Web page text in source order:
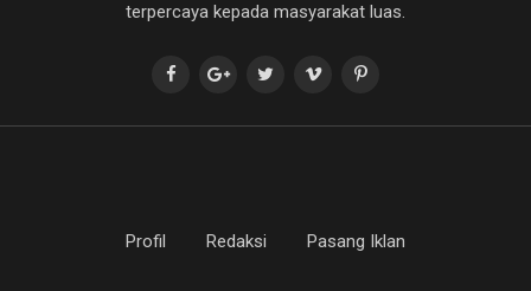
terpercaya kepada masyarakat luas.
Profil Redaksi Pasang Iklan